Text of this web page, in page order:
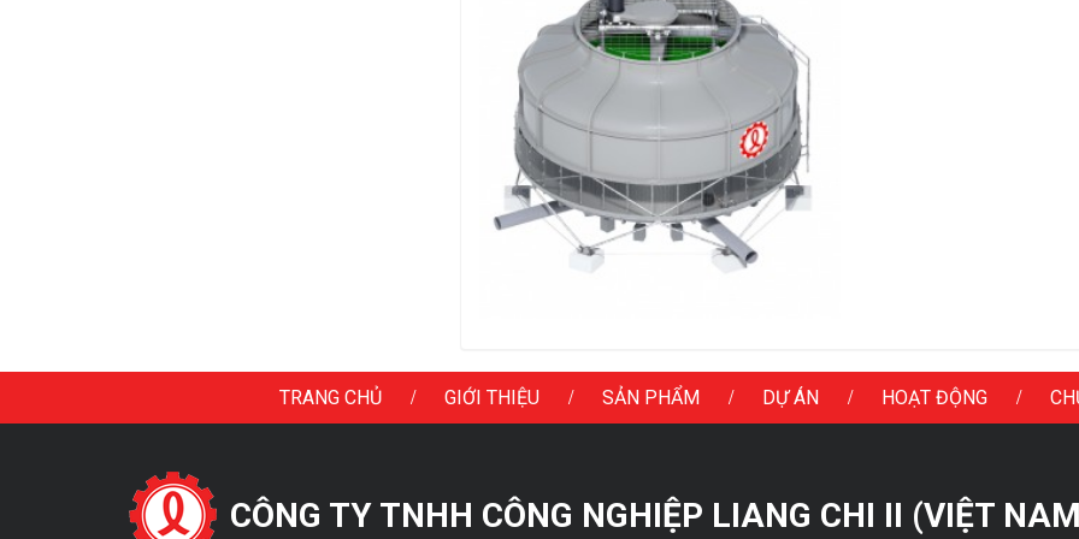
TRANG CHỦ / GIỚI THIỆU / SẢN PHẨM / DỰ ÁN / HOẠT ĐỘNG /
CÔNG TY TNHH CÔNG NGHIỆP LIANG CHI II (VIỆT